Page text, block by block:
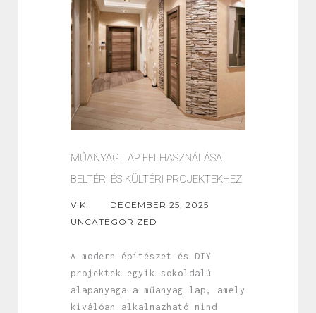
MŰANYAG LAP FELHASZNÁLÁSA
BELTÉRI ÉS KÜLTÉRI PROJEKTEKHEZ
VIKI
DECEMBER 25, 2025
UNCATEGORIZED
A modern építészet és DIY
projektek egyik sokoldalú
alapanyaga a műanyag lap, amely
kiválóan alkalmazható mind